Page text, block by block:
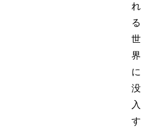
れ
る
世
界
に
没
入
す